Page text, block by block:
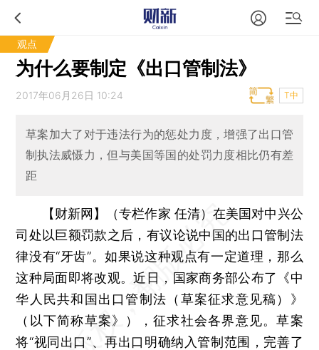
观点
为什么要制定《出口管制法》
2017年06月26日 10:24 T中
草案加大了对于违法行为的惩处力度，增强了出口管
制执法威慑力，但与美国等国的处罚力度相比仍有差
距
【财新网】（专栏作家 任清）在美国对中兴公
司处以巨额罚款之后，有议论说中国的出口管制法
律没有“牙齿”。如果说这种观点有一定道理，那么
这种局面即将改观。近日，国家商务部公布了《中
华人民共和国出口管制法（草案征求意见稿）》
（以下简称草案》），征求社会各界意见。草案
将“视同出口”、再出口明确纳入管制范围，完善了